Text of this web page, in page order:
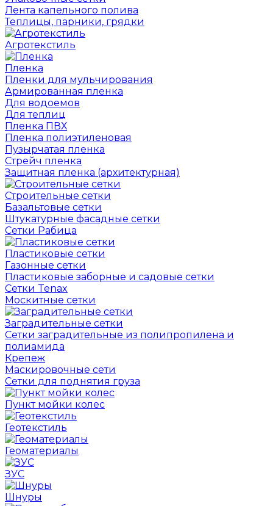
Лента капельного полива
Теплицы, парники, грядки
Агротекстиль
Пленка
Пленки для мульчирования
Армированная пленка
Для водоемов
Для теплиц
Пленка ПВХ
Пленка полиэтиленовая
Пузырчатая пленка
Cтрейч пленка
Защитная пленка (архитектурная)
Строительные сетки
Базальтовые сетки
Штукатурные фасадные сетки
Сетки Рабица
Пластиковые сетки
Газонные сетки
Пластиковые заборные и садовые сетки
Сетки Tenax
Москитные сетки
Заградительные сетки
Сетки заградительные из полипропилена и
полиамида
Крепеж
Маскировочные сети
Сетки для поднятия груза
Пункт мойки колес
Геотекстиль
Геоматериалы
ЗУС
Шнуры